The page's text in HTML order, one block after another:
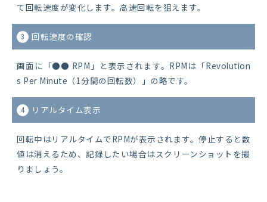
て回転速度が変化します。高速回転を狙えます。
3 回転速度の確認
画面に「●● RPM」と表示されます。RPMは「Revolution
s Per Minute（1分間の回転数）」の略です。
4 リアルタイム表示
回転中はリアルタイムでRPMが表示されます。停止すると数
値は消えるため、記録したい場合はスクリーンショットを撮
りましょう。